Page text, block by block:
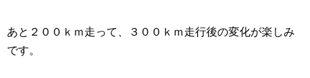
あと２００ｋｍ走って、３００ｋｍ走行後の変化が楽しみ
です。